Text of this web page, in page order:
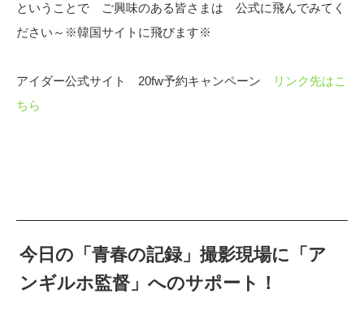
ということで ご興味のある皆さまは 公式に飛んでみてく
ださい～※韓国サイトに飛びます※
アイダー公式サイト 20fw予約キャンペーン リンク先はこ
ちら
今日の「青春の記録」撮影現場に「ア
ンギルホ監督」へのサポート！